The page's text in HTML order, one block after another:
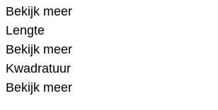
Bekijk meer
Lengte
Bekijk meer
Kwadratuur
Bekijk meer